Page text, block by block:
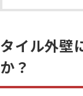
タイル外壁
か？